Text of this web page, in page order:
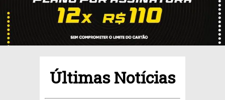
Últimas Notícias